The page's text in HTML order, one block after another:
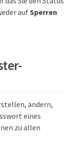
aufSperren
ändern,
eines
zu allen